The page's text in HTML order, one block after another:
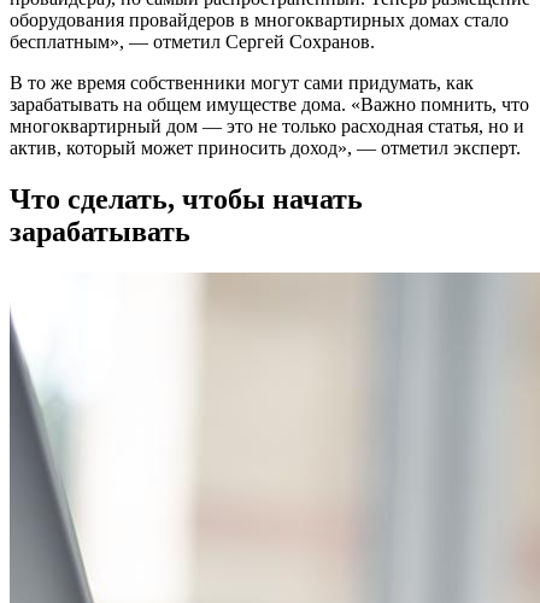
оборудования провайдеров в многоквартирных домах стало
бесплатным», — отметил Сергей Сохранов.
В то же время собственники могут сами придумать, как
зарабатывать на общем имуществе дома. «Важно помнить, что
многоквартирный дом — это не только расходная статья, но и
актив, который может приносить доход», — отметил эксперт.
Что сделать, чтобы начать
зарабатывать